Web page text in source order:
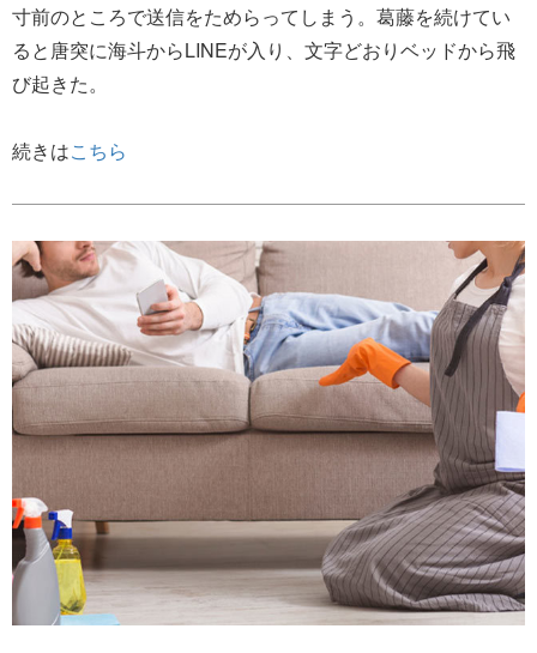
寸前のところで送信をためらってしまう。葛藤を続けてい
ると唐突に海斗からLINEが入り、文字どおりベッドから飛
び起きた。
続きはこちら